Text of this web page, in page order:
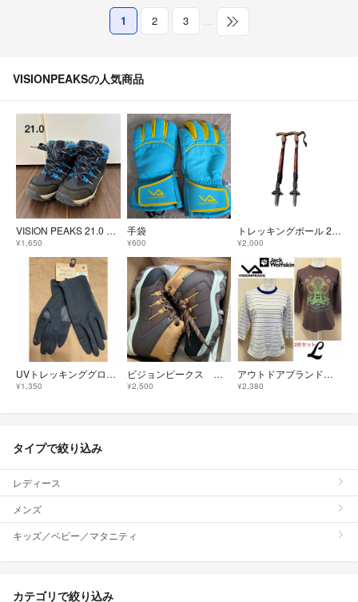
1 2 3 …
VISIONPEAKSの人気商品
VISION PEAKS 21.0 トレッキングシューズ
¥1,650
手袋
¥600
トレッキングポール 2本セット T型 ハイカー3CL-AS11
¥2,000
UVトレッキンググローブ M
¥1,350
ビジョンピークス トレッキングシューズ 22センチ
¥2,500
アウトドアブランド ロンT 七分袖Tシャツ 2枚セット トップス カットソー L
¥2,380
タイプで絞り込み
レディース
メンズ
キッズ／ベビー／マタニティ
カテゴリで絞り込み